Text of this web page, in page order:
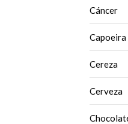
Cáncer
Capoeira
Cereza
Cerveza